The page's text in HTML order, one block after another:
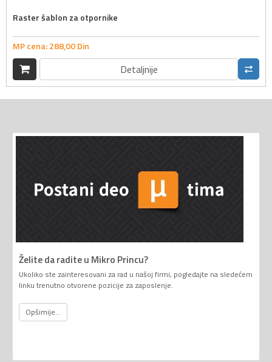
Raster šablon za otpornike
MP cena:288,00Din
Detaljnije
Želite da radite u Mikro Princu?
Ukoliko ste zainteresovani za rad u našoj firmi, pogledajte na sledećem
linku trenutno otvorene pozicije za zaposlenje.
Opširnije...